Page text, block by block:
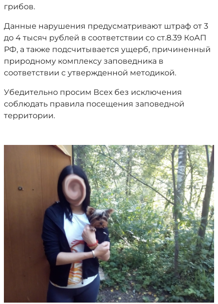
грибов.
Данные нарушения предусматривают штраф от 3
до 4 тысяч рублей в соответствии со ст.8.39 КоАП
РФ, а также подсчитывается ущерб, причиненный
природному комплексу заповедника в
соответствии с утвержденной методикой.
Убедительно просим Всех без исключения
соблюдать правила посещения заповедной
территории.